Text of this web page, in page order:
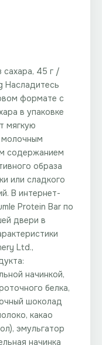
сахара, 45 г /
Насладитесь
формате с
в упаковке
мягкую
молочным
содержанием
образа
или сладкого
В интернет-
Protein Bar по
двери в
Ltd.,
начинкой,
белка,
шоколад
какао
эмульгатор
начинка